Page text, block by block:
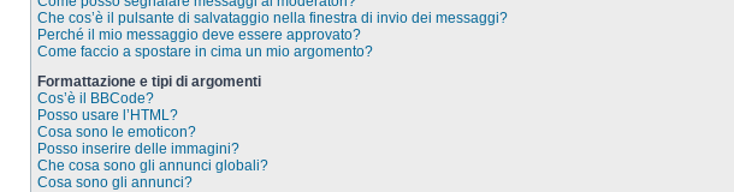
Che cos’è il pulsante di salvataggio nella finestra di invio dei messaggi?
Perché il mio messaggio deve essere approvato?
Come faccio a spostare in cima un mio argomento?
Formattazione e tipi di argomenti
Cos’è il BBCode?
Posso usare l’HTML?
Cosa sono le emoticon?
Posso inserire delle immagini?
Che cosa sono gli annunci globali?
Cosa sono gli annunci?